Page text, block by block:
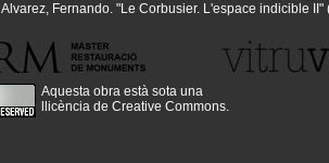
Alvarez, Fernando. "Le Corbusier. L'espace indicible
Aquesta obra està sota una
llicència de Creative Commons.